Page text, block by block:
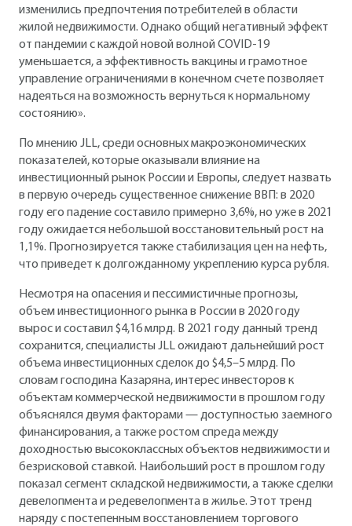
изменились предпочтения потребителей в области
жилой недвижимости. Однако общий негативный эффект
от пандемии с каждой новой волной COVID-19
уменьшается, а эффективность вакцины и грамотное
управление ограничениями в конечном счете позволяет
надеяться на возможность вернуться к нормальному
состоянию».
По мнению JLL, среди основных макроэкономических
показателей, которые оказывали влияние на
инвестиционный рынок России и Европы, следует назвать
в первую очередь существенное снижение ВВП: в 2020
году его падение составило примерно 3,6%, но уже в 2021
году ожидается небольшой восстановительный рост на
1,1%. Прогнозируется также стабилизация цен на нефть,
что приведет к долгожданному укреплению курса рубля.
Несмотря на опасения и пессимистичные прогнозы,
объем инвестиционного рынка в России в 2020 году
вырос и составил $4,16 млрд. В 2021 году данный тренд
сохранится, специалисты JLL ожидают дальнейший рост
объема инвестиционных сделок до $4,5–5 млрд. По
словам господина Казаряна, интерес инвесторов к
объектам коммерческой недвижимости в прошлом году
объяснялся двумя факторами — доступностью заемного
финансирования, а также ростом спреда между
доходностью высококлассных объектов недвижимости и
безрисковой ставкой. Наибольший рост в прошлом году
показал сегмент складской недвижимости, а также сделки
девелопмента и редевелопмента в жилье. Этот тренд
наряду с постепенным восстановлением торгового